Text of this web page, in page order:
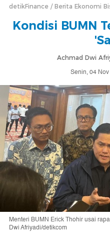
detikFinance Berita Ekonomi
Kondisi BUMN
Achmad Dwi
Senin, 04
Menteri BUMN Erick Thohir usai
Dwi Afriyadi/detikcom